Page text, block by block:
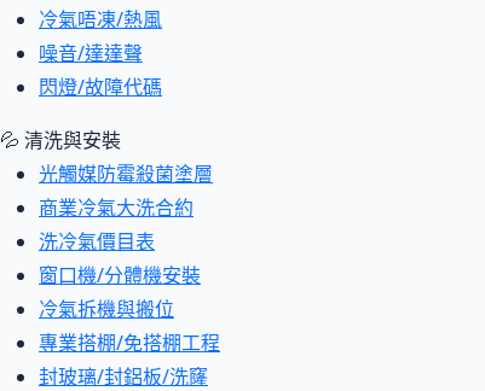
冷氣唔凍/熱風
噪音/達達聲
閃燈/故障代碼
💦 清洗與安裝
光觸媒防霉殺菌塗層
商業冷氣大洗合約
洗冷氣價目表
窗口機/分體機安裝
冷氣拆機與搬位
專業搭棚/免搭棚工程
封玻璃/封鋁板/洗窿